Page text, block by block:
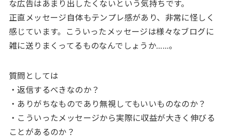
な広告はあまり出したくないという気持ちです。
正直メッセージ自体もテンプレ感があり、非常に怪しく
感じています。こういったメッセージは様々なブログに
雑に送りまくってるものなんでしょうか……。
質問としては
・返信するべきなのか？
・ありがちなものであり無視してもいいものなのか？
・こういったメッセージから実際に収益が大きく伸びる
ことがあるのか？